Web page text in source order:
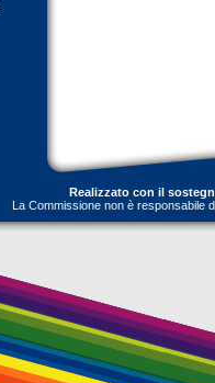
Realizzato con il
La Commissione non è responsabile